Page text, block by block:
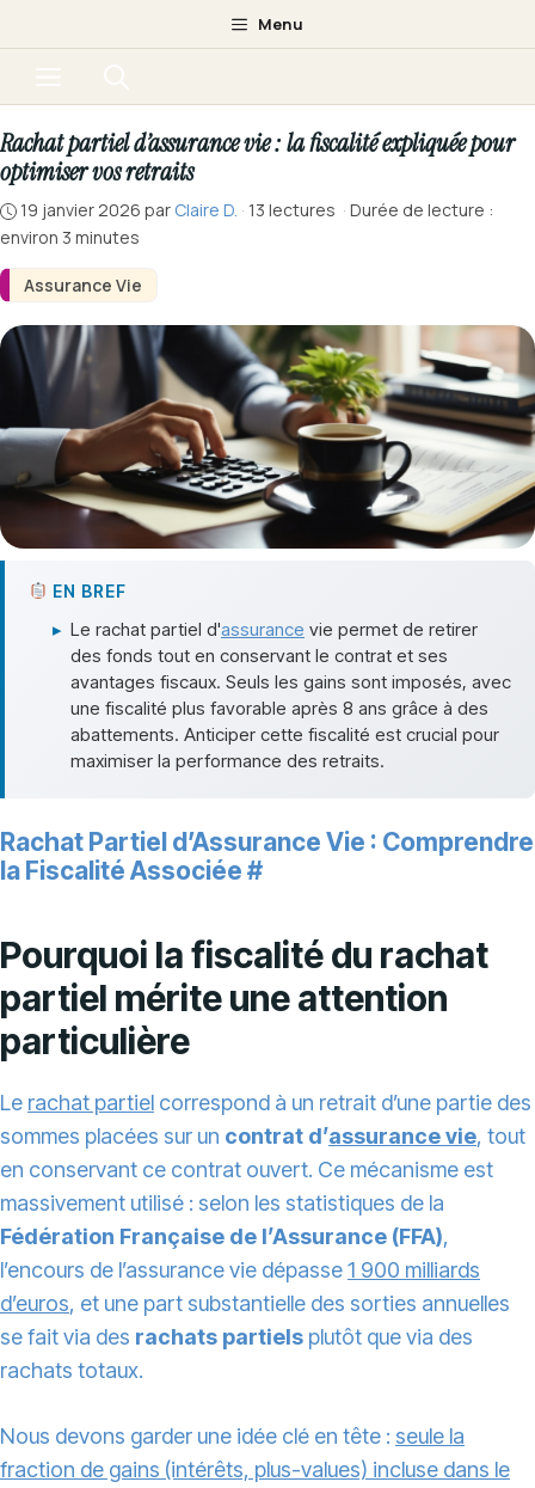
au
Menu
Assurance Vie
Rachat partiel d’assurance vie : la fiscalité expliquée pour
optimiser vos retraits
19 janvier 2026 par Claire D. · 13 lectures · Durée de lecture :
environ 3 minutes
EN BREF
▸ Le rachat partiel d'assurance vie permet de retirer
des fonds tout en conservant le contrat et ses
avantages fiscaux. Seuls les gains sont imposés, avec
une fiscalité plus favorable après 8 ans grâce à des
abattements. Anticiper cette fiscalité est crucial pour
maximiser la performance des retraits.
Rachat Partiel d’Assurance Vie : Comprendre
la Fiscalité Associée #
Pourquoi la fiscalité du rachat
partiel mérite une attention
particulière
Le rachat partiel correspond à un retrait d’une partie des
sommes placées sur un contrat d’assurance vie, tout
en conservant ce contrat ouvert. Ce mécanisme est
massivement utilisé : selon les statistiques de la
Fédération Française de l’Assurance (FFA),
l’encours de l’assurance vie dépasse1 900 milliards
d’euros, et une part substantielle des sorties annuelles
se fait via des rachats partiels plutôt que via des
rachats totaux.
Nous devons garder une idée clé en tête : seule la
fraction de gains (intérêts, plus-values) incluse dans le